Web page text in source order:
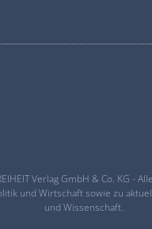
Verlag GmbH & Co. KG -
und Wirtschaft sowie zu
und Wissenschaft.